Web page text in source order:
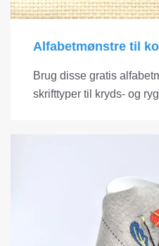
Alfabetmønstre til
Brug disse gratis
skrifttyper til kryds- og